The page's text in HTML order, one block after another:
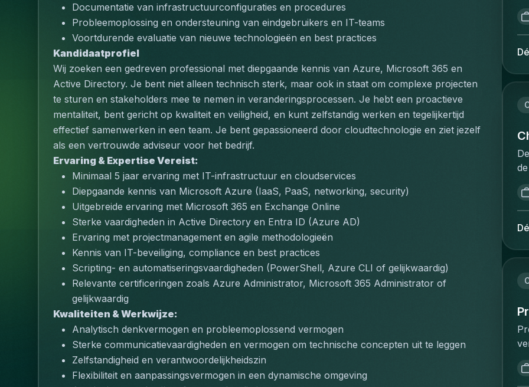
Documentatie van infrastructuurconfiguraties en procedures
Probleemoplossing en ondersteuning van eindgebruikers en IT-teams
Voortdurende evaluatie van nieuwe technologieën en best practices
Kandidaatprofiel
Wij zoeken een gedreven professional met diepgaande kennis van Azure, Microsoft 365 en
Active Directory. Je bent niet alleen technisch sterk, maar ook in staat om complexe projecten
te sturen en stakeholders mee te nemen in veranderingsprocessen. Je hebt een proactieve
mentaliteit, bent gericht op kwaliteit en veiligheid, en kunt zelfstandig werken en tegelijkertijd
effectief samenwerken in een team. Je bent gepassioneerd door cloudtechnologie en ziet jezelf
als een vertrouwde adviseur voor het bedrijf.
Ervaring & Expertise Vereist:
Minimaal 5 jaar ervaring met IT-infrastructuur en cloudservices
Diepgaande kennis van Microsoft Azure (IaaS, PaaS, networking, security)
Uitgebreide ervaring met Microsoft 365 en Exchange Online
Sterke vaardigheden in Active Directory en Entra ID (Azure AD)
Ervaring met projectmanagement en agile methodologieën
Kennis van IT-beveiliging, compliance en best practices
Scripting- en automatiseringsvaardigheden (PowerShell, Azure CLI of gelijkwaardig)
Relevante certificeringen zoals Azure Administrator, Microsoft 365 Administrator of
gelijkwaardig
Kwaliteiten & Werkwijze:
Analytisch denkvermogen en probleemoplossend vermogen
Sterke communicatievaardigheden en vermogen om technische concepten uit te leggen
Zelfstandigheid en verantwoordelijkheidszin
Flexibiliteit en aanpassingsvermogen in een dynamische omgeving
la